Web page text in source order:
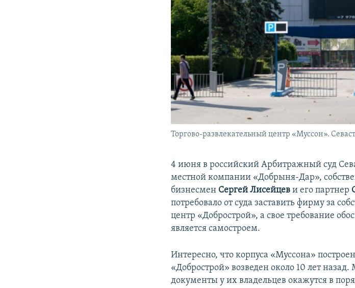
Торгово-развлекательный центр «Муссон».
4 июня в российский Арбитражный суд
местной компании «Добрыня-Дар»,
бизнесмен Сергей Лисейцев и его партнер
потребовало от суда заставить фирму за
центр «Добрострой», а свое требование
является самостроем.
Интересно, что корпуса «Муссона»
«Добрострой» возведен около 10 лет
документы у их владельцев окажутся в